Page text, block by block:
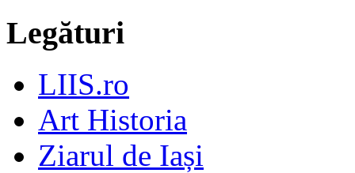
Legături
LIIS.ro
Art Historia
Ziarul de Iași